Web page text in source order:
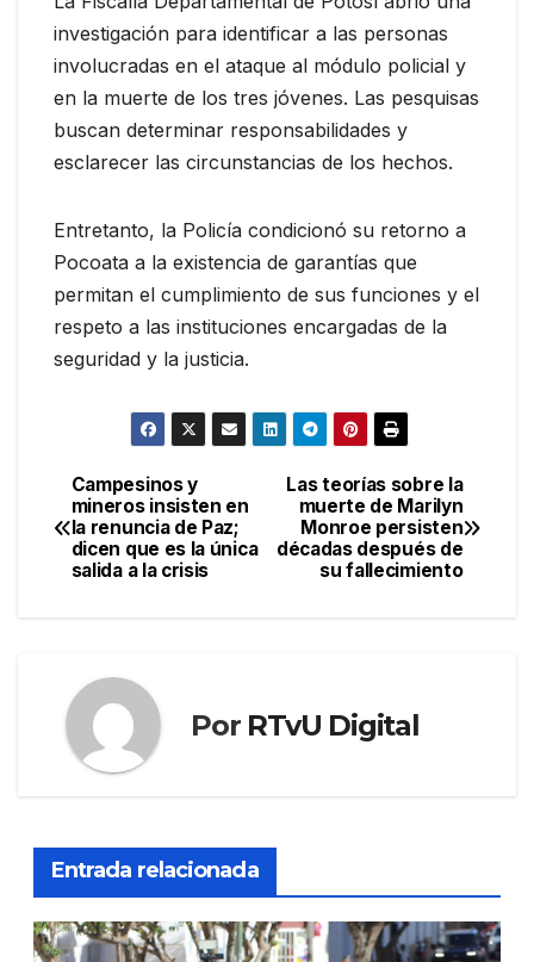
investigación para identificar a las personas
involucradas en el ataque al módulo policial y
en la muerte de los tres jóvenes. Las pesquisas
buscan determinar responsabilidades y
esclarecer las circunstancias de los hechos.
Entretanto, la Policía condicionó su retorno a
Pocoata a la existencia de garantías que
permitan el cumplimiento de sus funciones y el
respeto a las instituciones encargadas de la
seguridad y la justicia.
Navegación
de
Las teorías sobre la
muerte de Marilyn
Monroe persisten
décadas después de
su fallecimiento
Campesinos y
mineros insisten en
la renuncia de Paz;
dicen que es la única
salida a la crisis
Por RTvU Digital
Entrada relacionada